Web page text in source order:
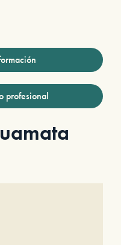
profesional